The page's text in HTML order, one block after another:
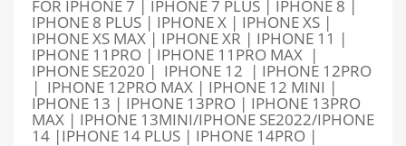
FOR IPHONE 7 | IPHONE 7 PLUS | IPHONE 8 |
IPHONE 8 PLUS | IPHONE X | IPHONE XS |
IPHONE XS MAX | IPHONE XR | IPHONE 11 |
IPHONE 11PRO | IPHONE 11PRO MAX |
IPHONE SE2020 | IPHONE 12 | IPHONE 12PRO
| IPHONE 12PRO MAX | IPHONE 12 MINI |
IPHONE 13 | IPHONE 13PRO | IPHONE 13PRO
MAX | IPHONE 13MINI/IPHONE SE2022/IPHONE
14 |IPHONE 14 PLUS | IPHONE 14PRO |